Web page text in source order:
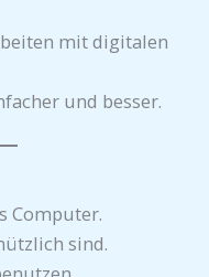
mit digitalen
und besser.
Computer.
sind.